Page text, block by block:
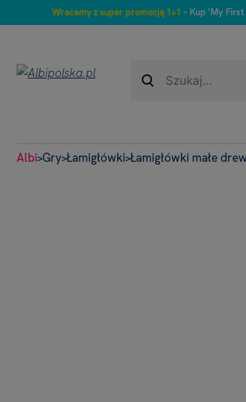
Wracamy z super promocją 1+1 – Kup 'My
Albi>Gry>Łamigłówki>Łamigłówki małe